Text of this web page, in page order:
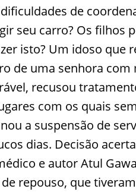
de
seu carro? Os filhos
isto? Um idoso que
de uma senhora com
recusou
com os quais
a suspensão de
dias. Decisão
e autor Atul
repouso, que